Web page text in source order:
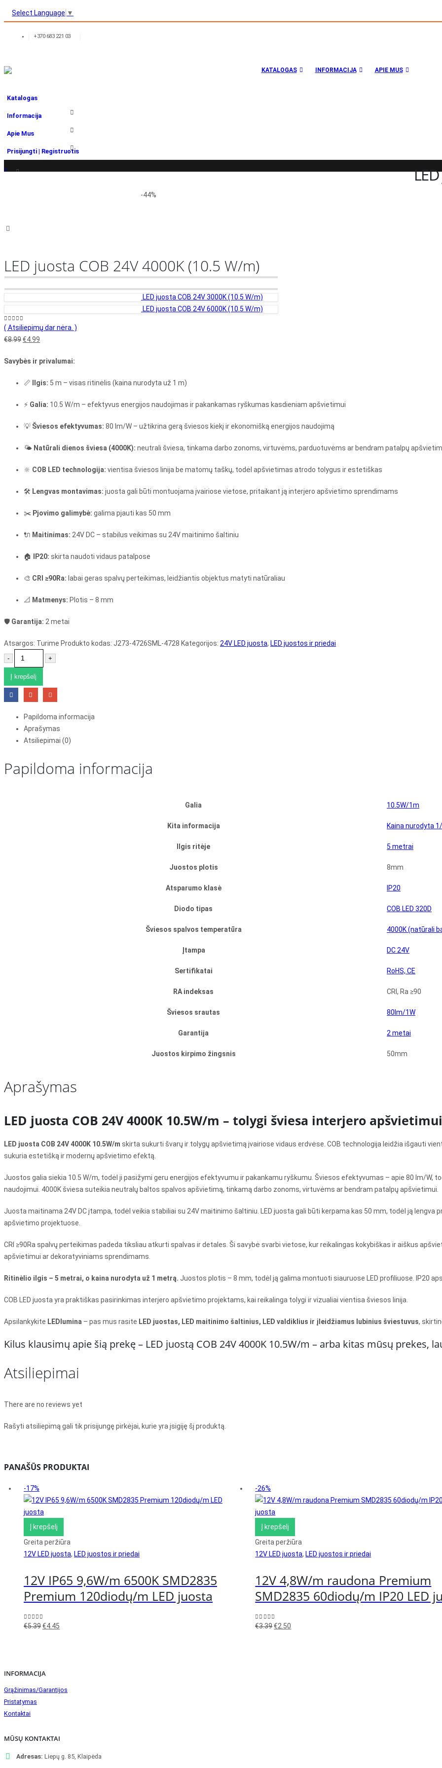
Select Language ▼
+370 683 221 03
KATALOGAS INFORMACIJA APIE MUS
Katalogas
Informacija
Apie Mus
Prisijungti | Registruotis
-44%
LED juosta COB 24V 4000K (10.5 W/m)
LED juosta COB 24V 3000K (10.5 W/m)
LED juosta COB 24V 6000K (10.5 W/m)
0 out of 5
( Atsiliepimų dar nėra. )
€8.99Original
was:
€4.99
is:
Savybės ir privalumai:
📏 Ilgis: 5 m – visas ritinėlis (kaina nurodyta už 1 m)
⚡ Galia: 10.5 W/m – efektyvus energijos naudojimas ir pakankamas ryškumas kasdieniam apšvietimui
💡 Šviesos efektyvumas: 80 lm/W – užtikrina gerą šviesos kiekį ir ekonomišką energijos naudojimą
🌤 Natūrali dienos šviesa (4000K): neutrali šviesa, tinkama darbo zonoms, virtuvėms, parduotuvėms ar bendram patalpų
🔆 COB LED technologija: vientisa šviesos linija be matomų taškų, todėl apšvietimas atrodo tolygus ir estetiškas
🛠 Lengvas montavimas: juosta gali būti montuojama įvairiose vietose, pritaikant ją interjero apšvietimo sprendimams
✂️ Pjovimo galimybė: galima pjauti kas 50 mm
🔌 Maitinimas: 24V DC – stabilus veikimas su 24V maitinimo šaltiniu
🏠 IP20: skirta naudoti vidaus patalpose
🎨 CRI ≥90Ra: labai geras spalvų perteikimas, leidžiantis objektus matyti natūraliau
📐 Matmenys: Plotis – 8 mm
🛡 Garantija: 2 metai
Atsargos: Turime Produkto kodas: J273-4726SML-4728 Kategorijos: 24V LED juosta, LED juostos ir priedai
- +
Į krepšelį
Papildoma informacija
Aprašymas
Atsiliepimai (0)
Papildoma informacija
Galia 10.5W/1m
Kita informacija Kaina nurodyta
Ilgis ritėje 5 metrai
Juostos plotis 8mm
Atsparumo klasė IP20
Diodo tipas COB LED 320D
Šviesos spalvos temperatūra 4000K (natūrali
Įtampa DC 24V
Sertifikatai RoHS, CE
RA indeksas CRI, Ra ≥90
Šviesos srautas 80lm/1W
Garantija 2 metai
Juostos kirpimo žingsnis 50mm
Aprašymas
LED juosta COB 24V 4000K 10.5W/m – tolygi šviesa interjero apšvietimui
LED juosta COB 24V 4000K 10.5W/m skirta sukurti švarų ir tolygų apšvietimą įvairiose vidaus erdvėse. COB technologija leidžia išgauti
sukuria estetišką ir modernų apšvietimo efektą.
Juostos galia siekia 10.5 W/m, todėl ji pasižymi geru energijos efektyvumu ir pakankamu ryškumu. Šviesos efektyvumas – apie 80 lm/W,
naudojimui. 4000K šviesa suteikia neutralų baltos spalvos apšvietimą, tinkamą darbo zonoms, virtuvėms ar bendram patalpų apšvietimui.
Juosta maitinama 24V DC įtampa, todėl veikia stabiliai su 24V maitinimo šaltiniu. LED juosta gali būti kerpama kas 50 mm, todėl ją
apšvietimo projektuose.
CRI ≥90Ra spalvų perteikimas padeda tiksliau atkurti spalvas ir detales. Ši savybė svarbi vietose, kur reikalingas kokybiškas ir aiškus
apšvietimui ar dekoratyviniams sprendimams.
Ritinėlio ilgis – 5 metrai, o kaina nurodyta už 1 metrą. Juostos plotis – 8 mm, todėl ją galima montuoti siauruose LED profiliuose. IP20
COB LED juosta yra praktiškas pasirinkimas interjero apšvietimo projektams, kai reikalinga tolygi ir vizualiai vientisa šviesos linija.
Apsilankykite LEDlumina – pas mus rasite LED juostas, LED maitinimo šaltinius, LED valdiklius ir įleidžiamus lubinius šviestuvus,
Kilus klausimų apie šią prekę – LED juostą COB 24V 4000K 10.5W/m – arba kitas mūsų prekes,
Atsiliepimai
There are no reviews yet
Rašyti atsiliepimą gali tik prisijungę pirkėjai, kurie yra įsigiję šį produktą.
PANAŠŪS PRODUKTAI
-17%
Į krepšelį
Greita peržiūra
12V LED juosta, LED juostos ir priedai
12V IP65 9,6W/m 6500K SMD2835
Premium 120diodų/m LED juosta
0out of 5
€5.39Original
€4.45
-26%
Į krepšelį
Greita peržiūra
12V LED juosta, LED juostos ir priedai
12V 4,8W/m raudona Premium
SMD2835 60diodų/m IP20 LED
0out of 5
€3.39Original
€2.50
INFORMACIJA
Grąžinimas/Garantijos
Pristatymas
Kontaktai
MŪSŲ KONTAKTAI
Adresas: Liepų g. 85, Klaipėda